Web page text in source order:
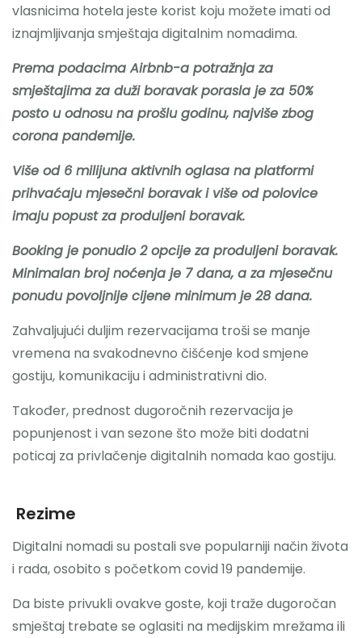
vlasnicima hotela jeste korist koju možete imati od
iznajmljivanja smještaja digitalnim nomadima.
Prema podacima Airbnb-a potražnja za
smještajima za duži boravak porasla je za 50%
posto u odnosu na prošlu godinu, najviše zbog
corona pandemije.
Više od 6 milijuna aktivnih oglasa na platformi
prihvaćaju mjesečni boravak i više od polovice
imaju popust za produljeni boravak.
Booking je ponudio 2 opcije za produljeni boravak.
Minimalan broj noćenja je 7 dana, a za mjesečnu
ponudu povoljnije cijene minimum je 28 dana.
Zahvaljujući duljim rezervacijama troši se manje
vremena na svakodnevno čišćenje kod smjene
gostiju, komunikaciju i administrativni dio.
Također, prednost dugoročnih rezervacija je
popunjenost i van sezone što može biti dodatni
poticaj za privlačenje digitalnih nomada kao gostiju.
Rezime
Digitalni nomadi su postali sve popularniji način života
i rada, osobito s početkom covid 19 pandemije.
Da biste privukli ovakve goste, koji traže dugoročan
smještaj trebate se oglasiti na medijskim mrežama ili